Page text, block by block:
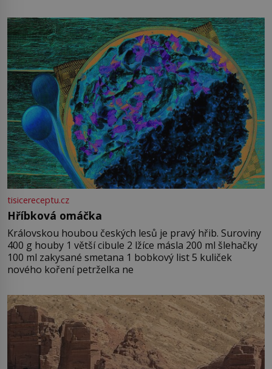
tisicereceptu.cz
Hříbková omáčka
Královskou houbou českých lesů je pravý hřib. Suroviny
400 g houby 1 větší cibule 2 lžíce másla 200 ml šlehačky
100 ml zakysané smetana 1 bobkový list 5 kuliček
nového koření petrželka ne